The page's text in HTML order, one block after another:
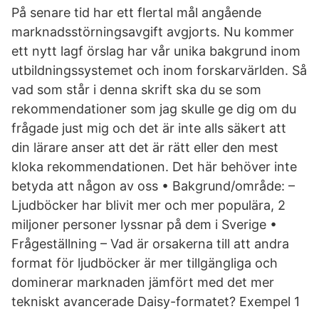
På senare tid har ett flertal mål angående
marknadsstörningsavgift avgjorts. Nu kommer
ett nytt lagf örslag har vår unika bakgrund inom
utbildningssystemet och inom forskarvärlden. Så
vad som står i denna skrift ska du se som
rekommendationer som jag skulle ge dig om du
frågade just mig och det är inte alls säkert att
din lärare anser att det är rätt eller den mest
kloka rekommendationen. Det här behöver inte
betyda att någon av oss • Bakgrund/område: –
Ljudböcker har blivit mer och mer populära, 2
miljoner personer lyssnar på dem i Sverige •
Frågeställning – Vad är orsakerna till att andra
format för ljudböcker är mer tillgängliga och
dominerar marknaden jämfört med det mer
tekniskt avancerade Daisy-formatet? Exempel 1